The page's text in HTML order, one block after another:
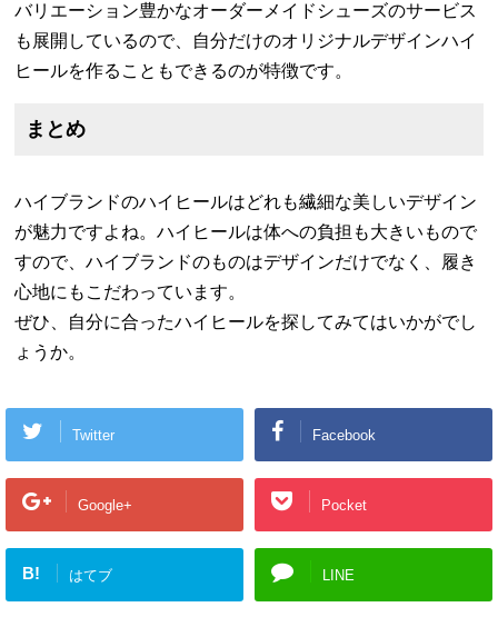
バリエーション豊かなオーダーメイドシューズのサービス
も展開しているので、自分だけのオリジナルデザインハイ
ヒールを作ることもできるのが特徴です。
まとめ
ハイブランドのハイヒールはどれも繊細な美しいデザイン
が魅力ですよね。ハイヒールは体への負担も大きいもので
すので、ハイブランドのものはデザインだけでなく、履き
心地にもこだわっています。
ぜひ、自分に合ったハイヒールを探してみてはいかがでし
ょうか。
Twitter Facebook
Google+ Pocket
B! はてブ LINE